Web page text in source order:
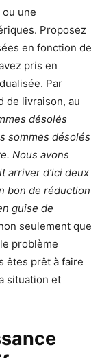
une
Proposez
en fonction de
pris en
Par
de livraison, au
désolés
sommes désolés
Nous avons
arriver d’ici deux
bon de réduction
guise de
seulement que
problème
êtes prêt à faire
situation et